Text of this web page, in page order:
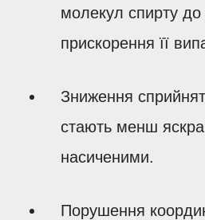
молекул спирту до
прискорення її
Зниження
стають менш
насиченими.
Порушення